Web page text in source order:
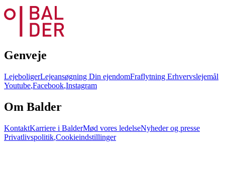
Genveje
LejeboligerLejeansøgning Din ejendomFraflytning Erhvervslejemål
Youtube,Facebook,Instagram
Om Balder
KontaktKarriere i BalderMød vores ledelseNyheder og presse
Privatlivspolitik,Cookieindstillinger